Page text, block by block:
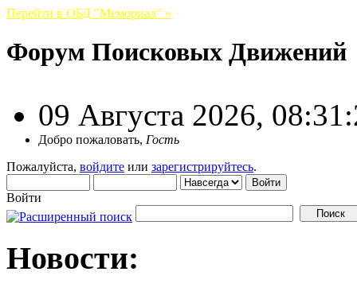
Перейти в ОБД "Мемориал" »
Форум Поисковых Движений
09 Августа 2026,
Добро пожаловать, Гость
Пожалуйста, войдите или зарегистрируйтесь.
Войти
Новости: